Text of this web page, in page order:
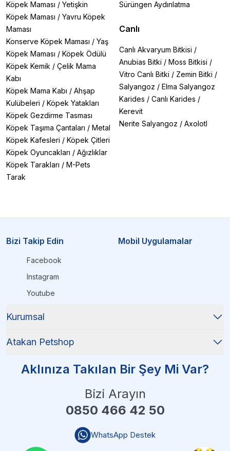
Köpek Maması / Yetişkin
Köpek Maması / Yavru Köpek
Maması
Konserve Köpek Maması / Yaş
Köpek Maması / Köpek Ödülü
Köpek Kemik / Çelik Mama
Kabı
Köpek Mama Kabı / Ahşap
Kulübeleri / Köpek Yatakları
Köpek Gezdirme Tasması
Köpek Taşıma Çantaları / Metal
Köpek Kafesleri / Köpek Çitleri
Köpek Oyuncakları / Ağızlıklar
Köpek Tarakları / M-Pets
Tarak
Sürüngen Aydınlatma
Canlı
Canlı Akvaryum Bitkisi /
Anubias Bitki / Moss Bitkisi /
Vitro Canlı Bitki / Zemin Bitki /
Salyangoz / Elma Salyangoz
Karides / Canlı Karides /
Kerevit
Nerite Salyangoz / Axolotl
Bizi Takip Edin
Facebook
Instagram
Youtube
Mobil Uygulamalar
Kurumsal
Atakan Petshop
Aklınıza Takılan Bir Şey Mi Var?
Bizi Arayın
0850 466 42 50
WhatsApp Destek